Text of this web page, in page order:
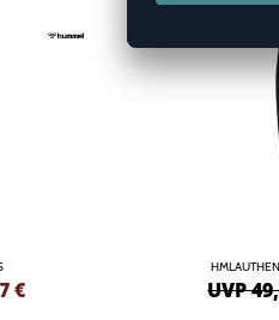
€ UVP